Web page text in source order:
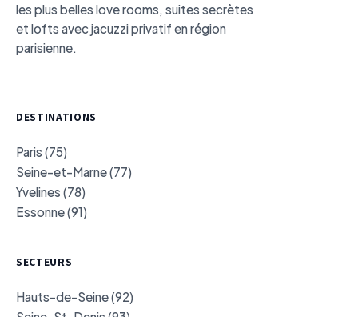
les plus belles love rooms, suites secrètes
et lofts avec jacuzzi privatif en région
parisienne.
DESTINATIONS
Paris (75)
Seine-et-Marne (77)
Yvelines (78)
Essonne (91)
SECTEURS
Hauts-de-Seine (92)